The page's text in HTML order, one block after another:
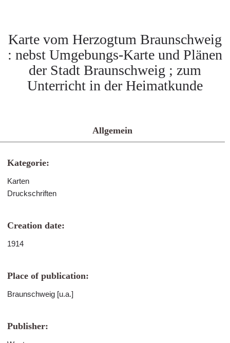
Karte vom Herzogtum Braunschweig
: nebst Umgebungs-Karte und Plänen
der Stadt Braunschweig ; zum
Unterricht in der Heimatkunde
Allgemein
Kategorie:
Karten
Druckschriften
Creation date:
1914
Place of publication:
Braunschweig [u.a.]
Publisher: